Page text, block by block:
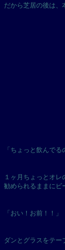
だから芝居の後は、
「ちょっと飲んでる
１ヶ月ちょっとオレ
勧められるままにビ
「おい！お前！！」
ダンとグラスをテー